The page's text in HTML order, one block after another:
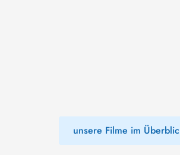
unsere Filme im